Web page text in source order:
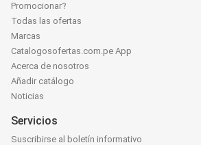
Promocionar?
Todas las ofertas
Marcas
Catalogosofertas.com.pe App
Acerca de nosotros
Añadir catálogo
Noticias
Servicios
Suscribirse al boletín informativo